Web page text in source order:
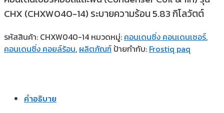
CHX (CHXW040-14) ระบายความร้อน 5.83 กิโลวัตต์
รหัสสินค้า: CHXW040-14 หมวดหมู่: คอนเดนซิ่ง คอนเดนเซอร์,
คอนเดนซิ่ง คอยล์ร้อน, ผลิตภัณฑ์ ป้ายกำกับ: Frostiq paq
คำอธิบาย